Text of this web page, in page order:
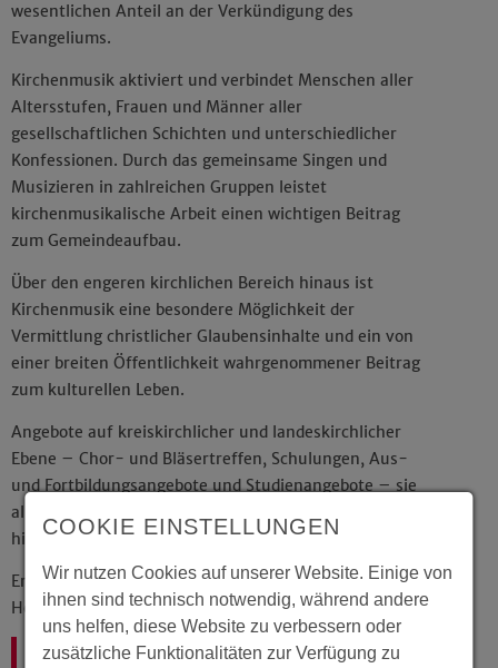
wesentlichen Anteil an der Verkündigung des
Evangeliums.
Kirchenmusik aktiviert und verbindet Menschen aller
Altersstufen, Frauen und Männer aller
gesellschaftlichen Schichten und unterschiedlicher
Konfessionen. Durch das gemeinsame Singen und
Musizieren in zahlreichen Gruppen leistet
kirchenmusikalische Arbeit einen wichtigen Beitrag
zum Gemeindeaufbau.
Über den engeren kirchlichen Bereich hinaus ist
Kirchenmusik eine besondere Möglichkeit der
Vermittlung christlicher Glaubensinhalte und ein von
einer breiten Öffentlichkeit wahrgenommener Beitrag
zum kulturellen Leben.
Angebote auf kreiskirchlicher und landeskirchlicher
Ebene – Chor- und Bläsertreffen, Schulungen, Aus-
und Fortbildungsangebote und Studienangebote – sie
alle motivieren und befähigen für den Dienst; auch
hier wird Gemeinschaft erfahrbar.
Erleben Sie, wo Kirche klingt!
Helfen Sie mit, dass Kirche klingt!
Ihr Ansprechpartner:
COOKIE EINSTELLUNGEN
Wir nutzen Cookies auf unserer Website. Einige von
ihnen sind technisch notwendig, während andere
uns helfen, diese Website zu verbessern oder
zusätzliche Funktionalitäten zur Verfügung zu